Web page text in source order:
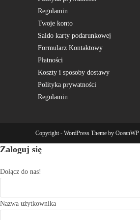
Regulamin
Twoje konto
Saldo karty podarunkowej
Formularz Kontaktowy
Płatności
Koszty i sposoby dostawy
Polityka prywatności
Regulamin
Copyright - WordPress Theme by OceanWP
Zaloguj się
Dołącz do nas!
Nazwa użytkownika